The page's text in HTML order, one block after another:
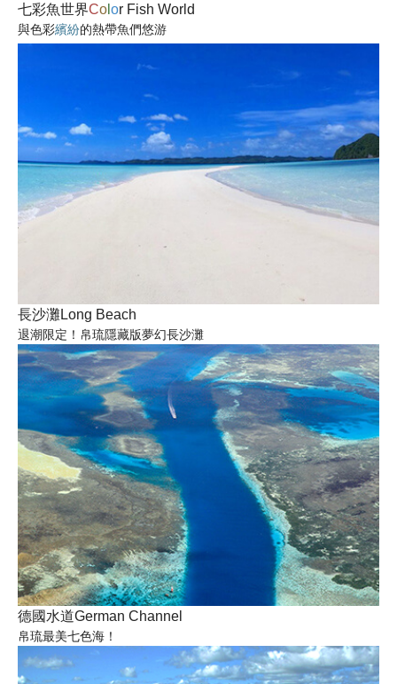
七彩魚世界Co or Fish World
與色彩繽紛的熱帶魚們悠游
長沙灘Long Beach
退潮限定！帛琉隱藏版夢幻長沙灘
德國水道German Channel
帛琉最美七色海！